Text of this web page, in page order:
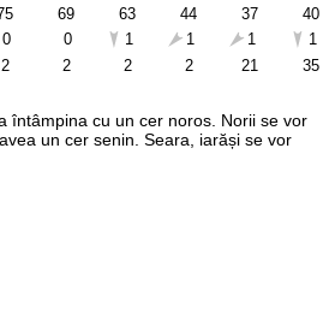
0
2
69
0
2
63
1
2
44
1
2
37
1
21
40
1
35
întâmpina cu un cer noros. Norii se vor
un cer senin. Seara, iarăși se vor